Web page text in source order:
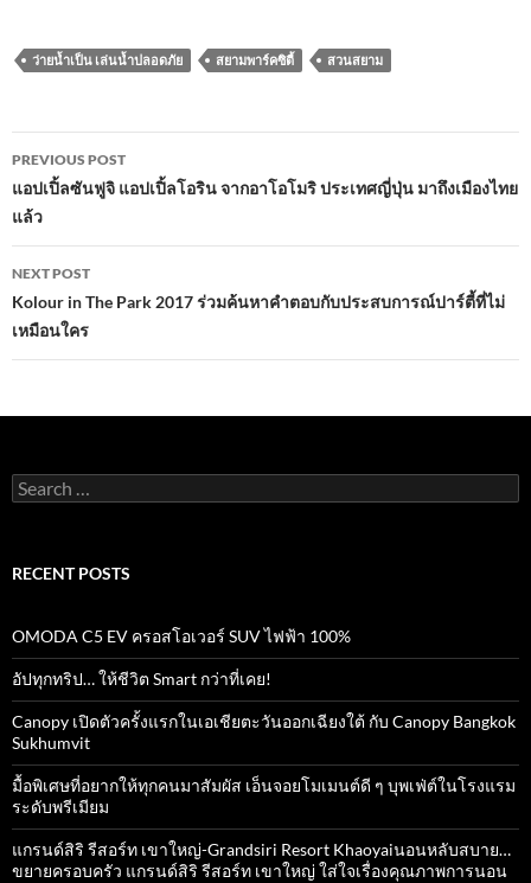
e
o
o
k
itt ail at
A
p
e ar
ว่ายน้ำเป็น เล่นน้ำปลอดภัย สยามพาร์คซิตี้ สวนสยาม
Post
navigation
PREVIOUS POST
แอปเปิ้ลซันฟูจิ แอปเปิ้ลโอริน จากอาโอโมริ ประเทศญี่ปุ่น มาถึงเมืองไทย
แล้ว
NEXT POST
Kolour in The Park 2017 ร่วมค้นหาคำตอบกับประสบการณ์ปาร์ตี้ที่ไม่
เหมือนใคร
Search
for:
RECENT POSTS
OMODA C5 EV ครอสโอเวอร์ SUV ไฟฟ้า 100%
อัปทุกทริป… ให้ชีวิต Smart กว่าที่เคย!
Canopy เปิดตัวครั้งแรกในเอเชียตะวันออกเฉียงใต้ กับ Canopy Bangkok
Sukhumvit
มื้อพิเศษที่อยากให้ทุกคนมาสัมผัส เอ็นจอยโมเมนต์ดี ๆ บุพเฟ่ต์ในโรงแรม
ระดับพรีเมียม
แกรนด์สิริ​ รีสอร์ท​ เขาใหญ่​-Grandsiri​ Resort​ Khaoyaiนอนหลับสบาย…
ขยายครอบครัว แกรนด์สิริ รีสอร์ท เขาใหญ่ ใส่ใจเรื่องคุณภาพการนอน